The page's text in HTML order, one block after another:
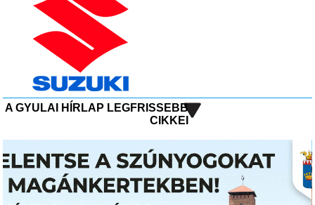
A GYULAI HÍRLAP LEGFRISSEBB
CIKKEI